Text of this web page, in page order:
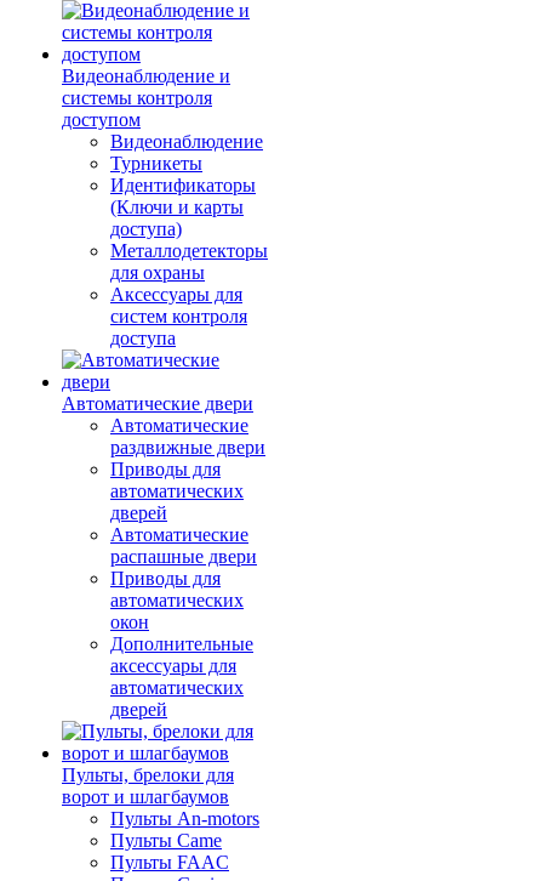
Видеонаблюдение и
системы контроля
доступом
Видеонаблюдение
Турникеты
Идентификаторы
(Ключи и карты
доступа)
Металлодетекторы
для охраны
Аксессуары для
систем контроля
доступа
Автоматические двери
Автоматические
раздвижные двери
Приводы для
автоматических
дверей
Автоматические
распашные двери
Приводы для
автоматических
окон
Дополнительные
аксессуары для
автоматических
дверей
Пульты, брелоки для
ворот и шлагбаумов
Пульты An-motors
Пульты Came
Пульты FAAC